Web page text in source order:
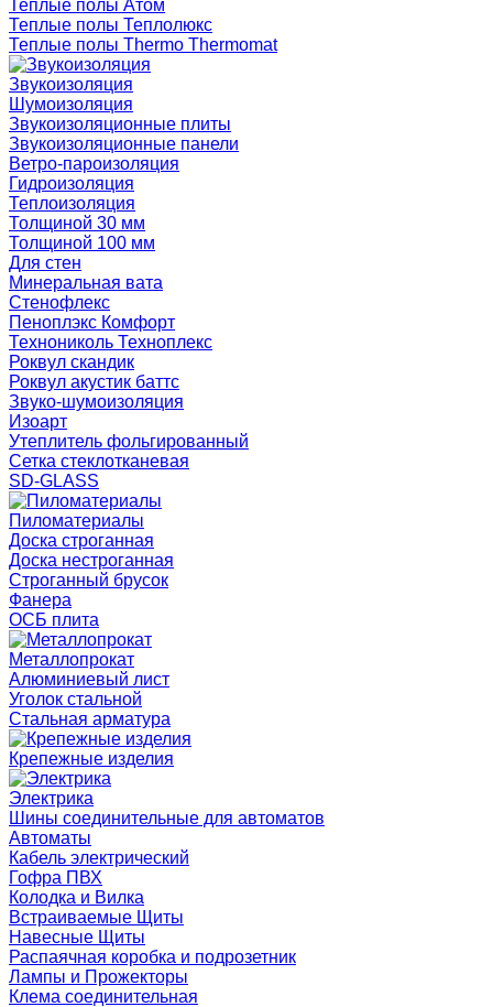
Теплые полы Атом
Теплые полы Теплолюкс
Теплые полы Thermo Thermomat
Звукоизоляция
Шумоизоляция
Звукоизоляционные плиты
Звукоизоляционные панели
Ветро-пароизоляция
Гидроизоляция
Теплоизоляция
Толщиной 30 мм
Толщиной 100 мм
Для стен
Минеральная вата
Стенофлекс
Пеноплэкс Комфорт
Технониколь Техноплекс
Роквул скандик
Роквул акустик баттс
Звуко-шумоизоляция
Изоарт
Утеплитель фольгированный
Сетка стеклотканевая
SD-GLASS
Пиломатериалы
Доска строганная
Доска нестроганная
Строганный брусок
Фанера
ОСБ плита
Металлопрокат
Алюминиевый лист
Уголок стальной
Стальная арматура
Крепежные изделия
Электрика
Шины соединительные для автоматов
Автоматы
Кабель электрический
Гофра ПВХ
Колодка и Вилка
Встраиваемые Щиты
Навесные Щиты
Распаячная коробка и подрозетник
Лампы и Прожекторы
Клема соединительная